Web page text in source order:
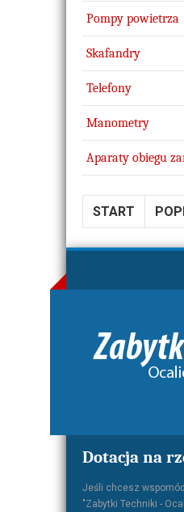
Pompy powietrza
Skafandry
Telefony
Manometry
Aparaty obiegu
START
Dotacja na
Jeśli chcesz
"Zabytki Techniki -